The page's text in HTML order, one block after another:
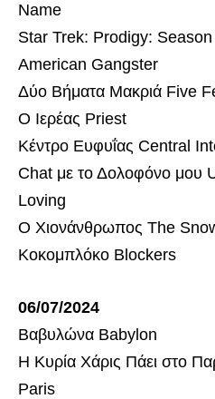
Name
Star Trek: Prodigy:
American Gangster
Δύο Βήματα Μακριά Five
Ο Ιερέας Priest
Κέντρο Ευφυΐας Central
Chat με το Δολοφόνο μου
Loving
Ο Χιονάνθρωπος The
Κοκομπλόκο Blockers
06/07/2024
Βαβυλώνα Babylon
Η Κυρία Χάρις Πάει στο
Paris